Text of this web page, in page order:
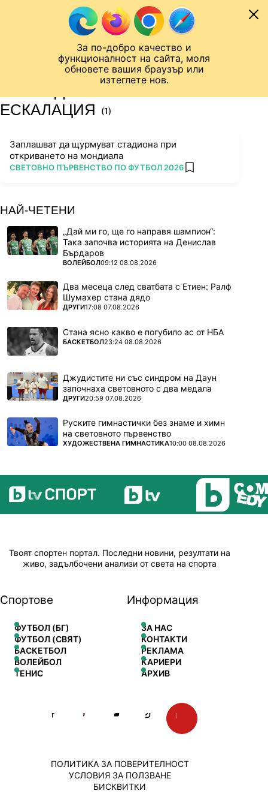
За по-добро качество и
функционалност на сайта, моля
обновете вашия браузър или
изтеглете нов.
Към съдържанието
Лига на Конференциите
ЕСКАЛАЦИЯ
(1)
Заплашват да щурмуват стадиона при
откриването на мондиала
ПОВЕЧЕ ОТ
СВЕТОВНО ПЪРВЕНСТВО ПО ФУТБОЛ 2026 add favorites
НАЙ-ЧЕТЕНИ
„Дай ми го, ще го направя шампион“:
Така започва историята на Денислав
Бърдаров
ПОВЕЧЕ ОТ
ВОЛЕЙБОЛ09:12 08.08.2026
Два месеца след сватбата с Етиен: Ралф
Шумахер стана дядо
ПОВЕЧЕ ОТ
ДРУГИ17:08 07.08.2026
Стана ясно какво е погубило ас от НБА
ПОВЕЧЕ ОТ
БАСКЕТБОЛ23:24 08.08.2026
Джудистите ни със синдром на Даун
започнаха световното с два медала
ПОВЕЧЕ ОТ
ДРУГИ20:59 07.08.2026
Руските гимнастички без знаме и химн
на световното първенство
ПОВЕЧЕ ОТ
ХУДОЖЕСТВЕНА ГИМНАСТИКА10:00 08.08.2026
Твоят спортен портал. Последни новини, резултати на
живо, задълбочени анализи от света на спорта
Спортове
ФУТБОЛ (БГ)
ФУТБОЛ (СВЯТ)
БАСКЕТБОЛ
ВОЛЕЙБОЛ
ТЕНИС
Информация
ЗА НАС
КОНТАКТИ
РЕКЛАМА
КАРИЕРИ
АРХИВ
ПОЛИТИКА ЗА ПОВЕРИТЕЛНОСТ
УСЛОВИЯ ЗА ПОЛЗВАНЕ
БИСКВИТКИ